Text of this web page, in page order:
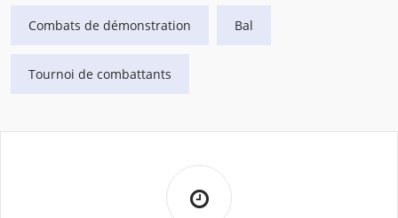
Combats de démonstration Bal
Tournoi de combattants